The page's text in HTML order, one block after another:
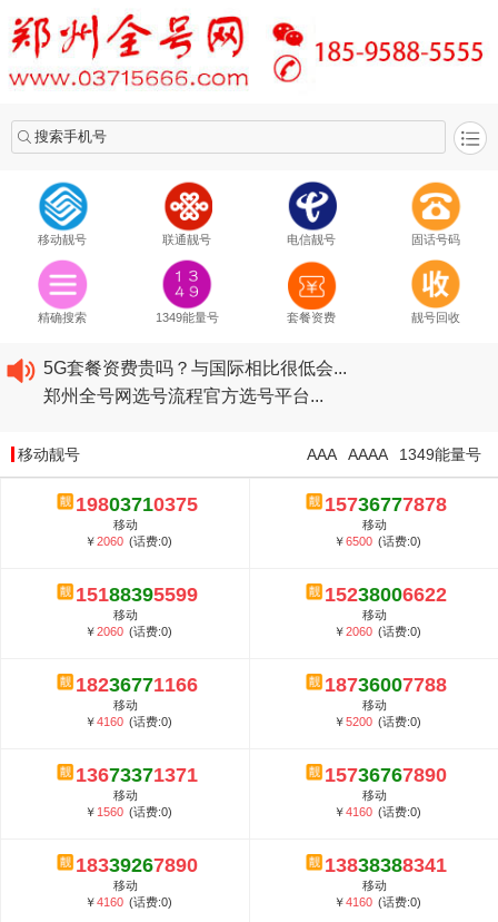
搜索手机号
移动靓号 联通靓号 电信靓号 固话号码
精确搜索 1349能量号 套餐资费 靓号回收
2020​移动最新套餐资费...
2020​联通最新套餐资费...
5G套餐资费贵吗？与国际相比很低会...
郑州全号网选号流程官方选号平台...
2020​联通最新套餐资费...
2020​电信最新套餐资费...
5G套餐资费贵吗？与国际相比很低会...
郑州全号网选号流程官方选号平台...
移动靓号 1349能量号
AAAA
AAA
19803710375
移动
￥2060 (话费:0)
15736777878
移动
￥6500 (话费:0)
15188395599
移动
￥2060 (话费:0)
15238006622
移动
￥2060 (话费:0)
18236771166
移动
￥4160 (话费:0)
18736007788
移动
￥5200 (话费:0)
13673371371
移动
￥ 1560 (话费:0)
15736767890
移动
￥4160 (话费:0)
18339267890
移动
￥4160 (话费:0)
13838388341
移动
￥4160 (话费:0)